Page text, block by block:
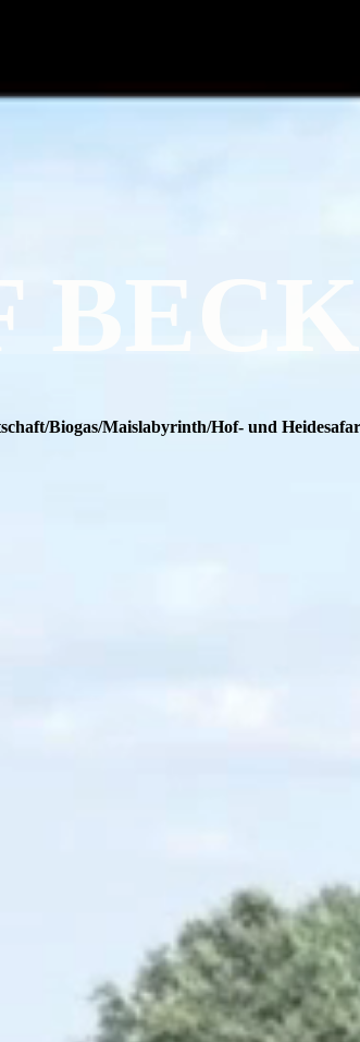
Biogas/Maislabyrinth/Hof- und